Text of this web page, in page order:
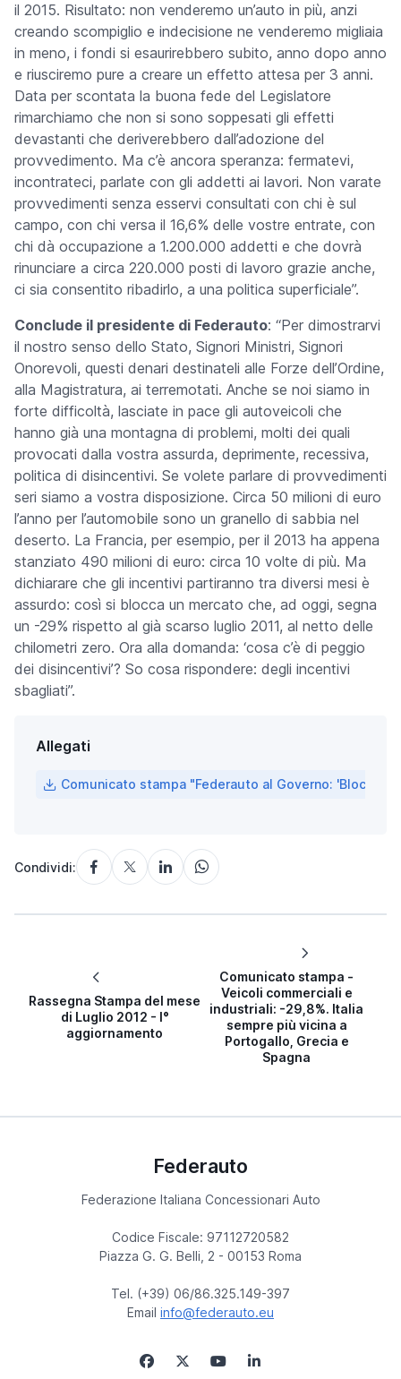
il 2015. Risultato: non venderemo un’auto in più, anzi
creando scompiglio e indecisione ne venderemo migliaia
in meno, i fondi si esaurirebbero subito, anno dopo anno
e riusciremo pure a creare un effetto attesa per 3 anni.
Data per scontata la buona fede del Legislatore
rimarchiamo che non si sono soppesati gli effetti
devastanti che deriverebbero dall’adozione del
provvedimento. Ma c’è ancora speranza: fermatevi,
incontrateci, parlate con gli addetti ai lavori. Non varate
provvedimenti senza esservi consultati con chi è sul
campo, con chi versa il 16,6% delle vostre entrate, con
chi dà occupazione a 1.200.000 addetti e che dovrà
rinunciare a circa 220.000 posti di lavoro grazie anche,
ci sia consentito ribadirlo, a una politica superficiale”.
Conclude il presidente di Federauto: “Per dimostrarvi
il nostro senso dello Stato, Signori Ministri, Signori
Onorevoli, questi denari destinateli alle Forze dell’Ordine,
alla Magistratura, ai terremotati. Anche se noi siamo in
forte difficoltà, lasciate in pace gli autoveicoli che
hanno già una montagna di problemi, molti dei quali
provocati dalla vostra assurda, deprimente, recessiva,
politica di disincentivi. Se volete parlare di provvedimenti
seri siamo a vostra disposizione. Circa 50 milioni di euro
l’anno per l’automobile sono un granello di sabbia nel
deserto. La Francia, per esempio, per il 2013 ha appena
stanziato 490 milioni di euro: circa 10 volte di più. Ma
dichiarare che gli incentivi partiranno tra diversi mesi è
assurdo: così si blocca un mercato che, ad oggi, segna
un -29% rispetto al già scarso luglio 2011, al netto delle
chilometri zero. Ora alla domanda: ‘cosa c’è di peggio
dei disincentivi’? So cosa rispondere: degli incentivi
sbagliati”.
Allegati
Comunicato stampa "Federauto al Governo:
Condividi:
Rassegna Stampa del mese
di Luglio 2012 - I°
aggiornamento
Comunicato stampa -
Veicoli commerciali e
industriali: -29,8%. Italia
sempre più vicina a
Portogallo, Grecia e
Spagna
Federauto
Federazione Italiana Concessionari Auto
Codice Fiscale: 97112720582
Piazza G. G. Belli, 2 - 00153 Roma
Tel. (+39) 06/86.325.149-397
Email info@federauto.eu